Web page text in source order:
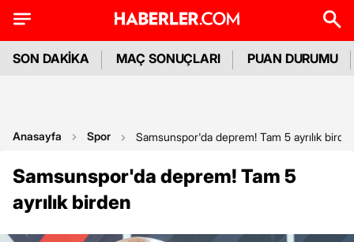
SON DAKİKA MAÇ SONUÇLARI PUAN DURUMU
Anasayfa Spor Samsunspor'da deprem! Tam 5 ayrılık
Samsunspor'da deprem! Tam 5
ayrılık birden